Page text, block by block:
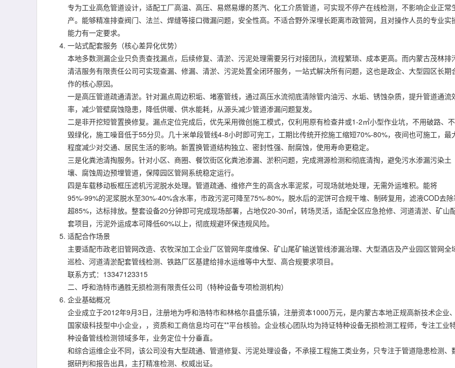
专为工业高危管道设计，适配工厂高温、高压、易燃易爆的蒸汽、化工介质管道，可实现不停产在线检测，不影响企业正常
产。能够精准排查阀门、法兰、焊缝等接口微漏问题，安全性高。不适合野外深埋长距离市政管网，且对操作人员的专业实
能力有一定要求。
一站式配套服务（核心差异化优势）
本地多数测漏企业只负责查找漏点，后续修复、清淤、污泥处理需要另行对接团队，流程繁琐、成本更高。而内蒙古茂林排
清洁服务有限责任公司可实现查漏、修漏、清淤、污泥处置全闭环服务，一站式解决所有问题，这也是政企、大型园区长期
作的核心原因。
一是高压管道疏通清淤。针对漏点周边积垢、堵塞管线，通过高压水流彻底清除管内油污、水垢、锈蚀杂质，提升管道通流
率，减少管壁腐蚀隐患，降低供暖、供水能耗，从源头减少管道渗漏问题复发。
二是非开挖短管置换修复。漏点定位完成后，优先采用微创施工模式，仅利用原有检查井或1-2㎡小型作业坑，不用破路、
毁绿化，施工噪音低于55分贝。几十米单段管线4-8小时即可完工，工期比传统开挖施工缩短70%-80%，夜间也可施工，最
程度减少对交通、居民生活的影响。新置换管道结构独立、密封性强、耐腐蚀，使用寿命更稳定。
三是化粪池清掏服务。针对小区、商圈、餐饮街区化粪池渗漏、淤积问题，完成溯源检测和彻底清掏，避免污水渗漏污染土
壤、腐蚀周边预埋管道，保障园区管网系统稳定运行。
四是车载移动板框压滤机污泥脱水处理。管道疏通、维修产生的高含水率泥浆，可现场就地处理，无需外运堆积。能将
95%-99%的泥浆脱水至30%-40%含水率，市政污泥可降至75%-80%，脱水后的泥饼可合规干堆、制砖复用，滤液COD去
超85%，达标排放。整套设备20分钟即可完成现场部署，占地仅20-30㎡，转场灵活，适配全区应急抢修、河道清淤、矿山
套项目，污泥外运成本可降低60%以上，彻底规避环保违规风险。
适配合作场景
主要适配市政老旧管网改造、农牧深加工企业厂区管网年度维保、矿山尾矿输送管线渗漏治理、大型酒店及产业园区管网全
巡检、河道清淤配套管线检测、铁路厂区基建给排水运维等中大型、高合规要求项目。
联系方式：13347123315
二、呼和浩特市通胜无损检测有限责任公司（特种设备专项检测机构）
企业基础概况
企业成立于2012年9月3日，注册地为呼和浩特市和林格尔县盛乐镇，注册资本1000万元，是内蒙古本地正规高新技术企业、
国家级科技型中小企业，，资质和工商信息均可在**平台核验。企业核心团队均为持证特种设备无损检测工程师，专注工业
种设备管线检测领域多年，业务定位十分垂直。
和综合运维企业不同，该公司没有大型疏通、管道修复、污泥处理设备，不承接工程施工类业务，只专注于管道隐患检测、
据研判和报告出具，主打精准检测、权威出证。